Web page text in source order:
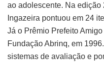
ao adolescente. Na edição
Ingazeira pontuou em 24
​Já o Prêmio Prefeito
Fundação Abrinq, em
sistemas de avaliação e